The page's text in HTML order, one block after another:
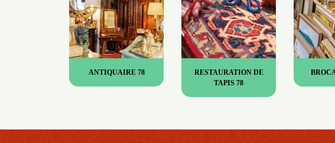
ANTIQUAIRE 78
RESTAURATION DE
TAPIS 78